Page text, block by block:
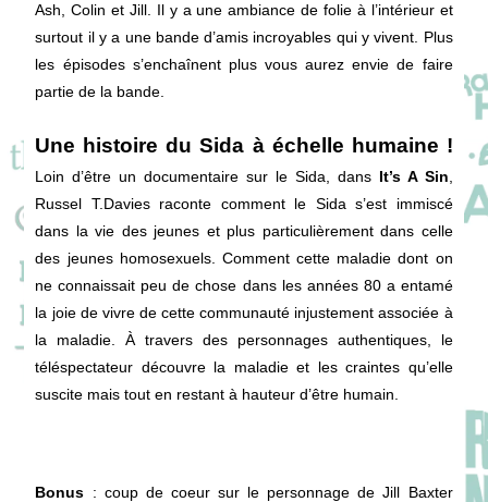
Ash, Colin et Jill. Il y a une ambiance de folie à l’intérieur et
surtout il y a une bande d’amis incroyables qui y vivent. Plus
les épisodes s’enchaînent plus vous aurez envie de faire
partie de la bande.
Une histoire du Sida à échelle humaine !
Loin d’être un documentaire sur le Sida, dans It’s A Sin
Russel T.Davies raconte comment le Sida s’est immiscé
dans la vie des jeunes et plus particulièrement dans celle
des jeunes homosexuels. Comment cette maladie dont on
ne connaissait peu de chose dans les années 80 a entamé
la joie de vivre de cette communauté injustement associée à
la maladie. À travers des personnages authentiques, le
téléspectateur découvre la maladie et les craintes qu’elle
suscite mais tout en restant à hauteur d’être humain.
Bonus : coup de coeur sur le personnage de Jill Baxter